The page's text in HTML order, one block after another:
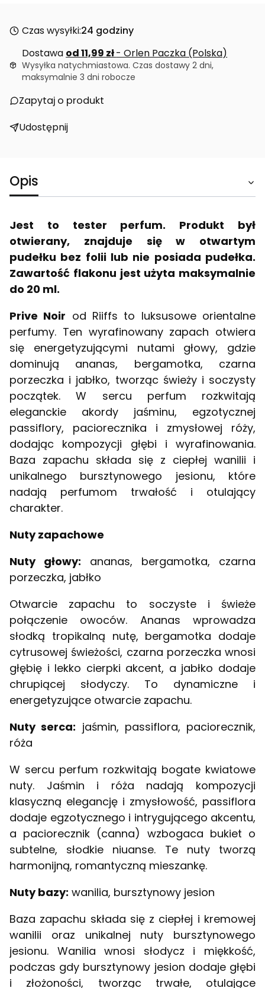
Czas wysyłki:24 godziny
Dostawa od 11,99 zł- Orlen Paczka (Polska)
Wysyłka natychmiastowa. Czas dostawy 2 dni,
maksymalnie 3 dni robocze
Zapytaj o produkt
Udostępnij
Opis
Jest to tester perfum. Produkt był
otwierany, znajduje się w otwartym
pudełku bez folii lub nie posiada pudełka.
Zawartość flakonu jest użyta maksymalnie
do 20 ml.
Prive Noir od Riiffs to luksusowe orientalne
perfumy. Ten wyrafinowany zapach otwiera
się energetyzującymi nutami głowy, gdzie
dominują ananas, bergamotka, czarna
porzeczka i jabłko, tworząc świeży i soczysty
początek. W sercu perfum rozkwitają
eleganckie akordy jaśminu, egzotycznej
passiflory, paciorecznika i zmysłowej róży,
dodając kompozycji głębi i wyrafinowania.
Baza zapachu składa się z ciepłej wanilii i
unikalnego bursztynowego jesionu, które
nadają perfumom trwałość i otulający
charakter.
Nuty zapachowe
Nuty głowy: ananas, bergamotka, czarna
porzeczka, jabłko
Otwarcie zapachu to soczyste i świeże
połączenie owoców. Ananas wprowadza
słodką tropikalną nutę, bergamotka dodaje
cytrusowej świeżości, czarna porzeczka wnosi
głębię i lekko cierpki akcent, a jabłko dodaje
chrupiącej słodyczy. To dynamiczne i
energetyzujące otwarcie zapachu.
Nuty serca: jaśmin, passiflora, paciorecznik,
róża
W sercu perfum rozkwitają bogate kwiatowe
nuty. Jaśmin i róża nadają kompozycji
klasyczną elegancję i zmysłowość, passiflora
dodaje egzotycznego i intrygującego akcentu,
a paciorecznik (canna) wzbogaca bukiet o
subtelne, słodkie niuanse. Te nuty tworzą
harmonijną, romantyczną mieszankę.
Nuty bazy: wanilia, bursztynowy jesion
Baza zapachu składa się z ciepłej i kremowej
wanilii oraz unikalnej nuty bursztynowego
jesionu. Wanilia wnosi słodycz i miękkość,
podczas gdy bursztynowy jesion dodaje głębi
i złożoności, tworząc trwałe, otulające